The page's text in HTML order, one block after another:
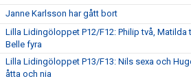
Janne Karlsson har gått bort
Lilla Lidingöloppet P12/F12: Philip två, Matilda
Belle fyra
Lilla Lidingöloppet P13/F13: Nils sexa och
åtta och nia